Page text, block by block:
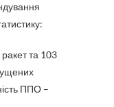
ракет та 103
ППО –